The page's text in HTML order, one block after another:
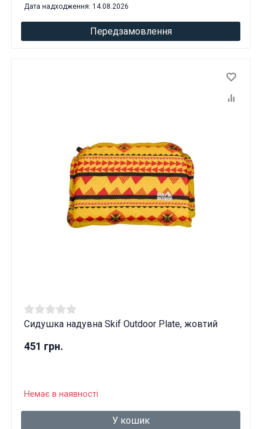
Дата надходження: 14.08.2026
Передзамовлення
Сидушка надувна Skif Outdoor Plate, жовтий
451 грн.
Немає в наявності
У кошик